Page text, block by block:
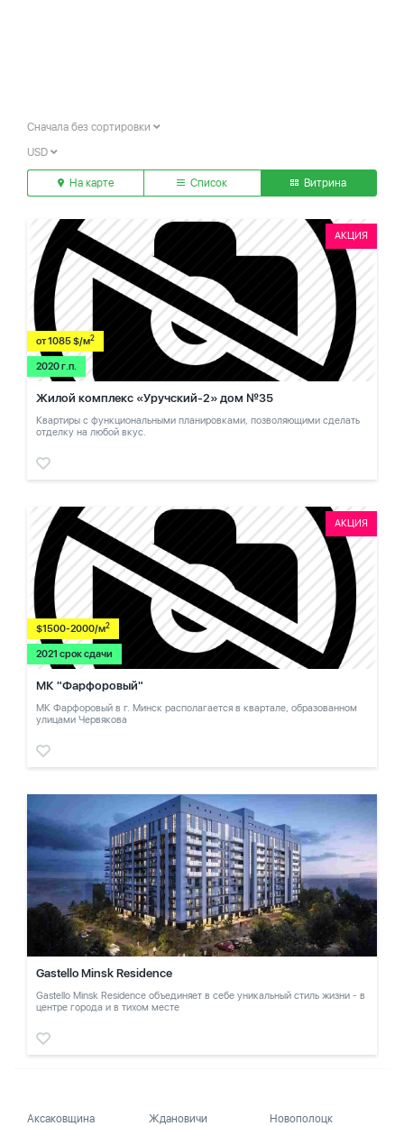
Сначала без сортировки
USD
На карте Список Витрина
АКЦИЯ
от 1085 $/м2
2020 г.п.
Жилой комплекс «Уручский-2» дом №35
Квартиры с функциональными планировками, позволяющими сделать
отделку на любой вкус.
АКЦИЯ
$1500-2000/м2
2021 срок сдачи
МК "Фарфоровый"
МК Фарфоровый в г. Минск располагается в квартале, образованном
улицами Червякова
Gastello Minsk Residence
Gastello Minsk Residence объединяет в себе уникальный стиль жизни - в
центре города и в тихом месте
Аксаковщина
Ждановичи
Новополоцк